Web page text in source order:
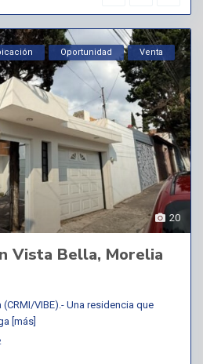
20
Oportunidad Venta
Vista Bella, Morelia
VIBE).- Una residencia que
[más]